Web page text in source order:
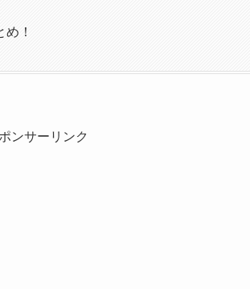
！
ンサーリンク